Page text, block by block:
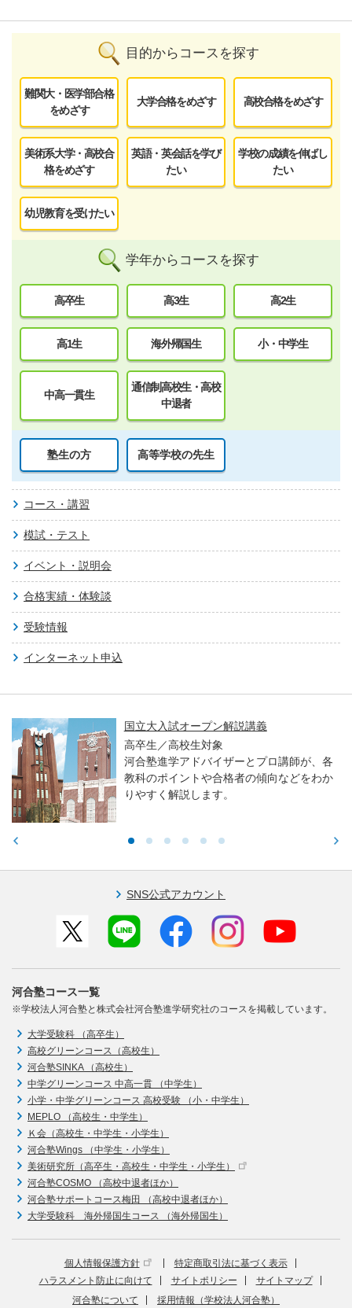
目的からコースを探す
難関大・医学部合格
をめざす
大学合格をめざす 高校合格をめざす
美術系大学・高校合
格をめざす
英語・英会話を学び
たい
学校の成績を伸ばし
たい
幼児教育を受けたい
学年からコースを探す
高卒生 高3生 高2生
高1生 海外帰国生 小・中学生
中高一貫生
通信制高校生・高校
中退者
塾生の方 高等学校の先生
コース・講習
模試・テスト
イベント・説明会
合格実績・体験談
受験情報
インターネット申込
国立大入試オープン解説講義
高卒生／高校生対象
河合塾進学アドバイザーとプロ講師が、各
教科のポイントや合格者の傾向などをわか
りやすく解説します。
SNS公式アカウント
河合塾コース一覧
※学校法人河合塾と株式会社河合塾進学研究社のコースを掲載しています。
大学受験科 （高卒生）
高校グリーンコース（高校生）
河合塾SINKA （高校生）
中学グリーンコース 中高一貫 （中学生）
小学・中学グリーンコース 高校受験 （小・中学生）
MEPLO （高校生・中学生）
Ｋ会（高校生・中学生・小学生）
河合塾Wings （中学生・小学生）
美術研究所（高卒生・高校生・中学生・小学生）
河合塾COSMO （高校中退者ほか）
河合塾サポートコース梅田 （高校中退者ほか）
大学受験科 海外帰国生コース （海外帰国生）
個人情報保護方針
特定商取引法に基づく表示
ハラスメント防止に向けて
サイトポリシー
サイトマップ
河合塾について
採用情報（学校法人河合塾）